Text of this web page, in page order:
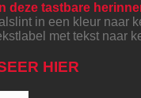
deze tastbare
in een kleur naar
met tekst naar
HIER